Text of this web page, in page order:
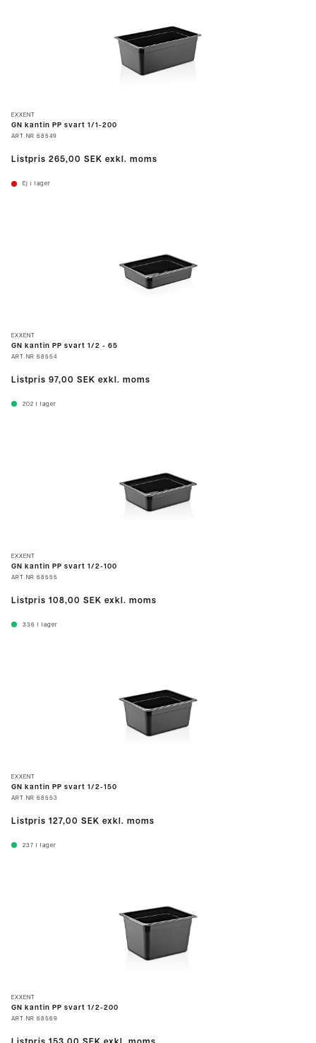
EXXENT
GN kantin PP svart 1/1-200
ART.NR 68549
Listpris 265,00 SEK exkl. moms
Ej i lager
EXXENT
GN kantin PP svart 1/2 - 65
ART.NR 68554
Listpris 97,00 SEK exkl. moms
202 I lager
EXXENT
GN kantin PP svart 1/2-100
ART.NR 68555
Listpris 108,00 SEK exkl. moms
336 I lager
EXXENT
GN kantin PP svart 1/2-150
ART.NR 68553
Listpris 127,00 SEK exkl. moms
237 I lager
EXXENT
GN kantin PP svart 1/2-200
ART.NR 68569